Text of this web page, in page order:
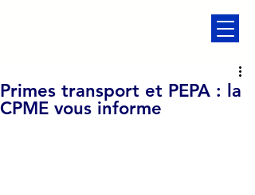
Primes transport et PEPA : la
CPME vous informe